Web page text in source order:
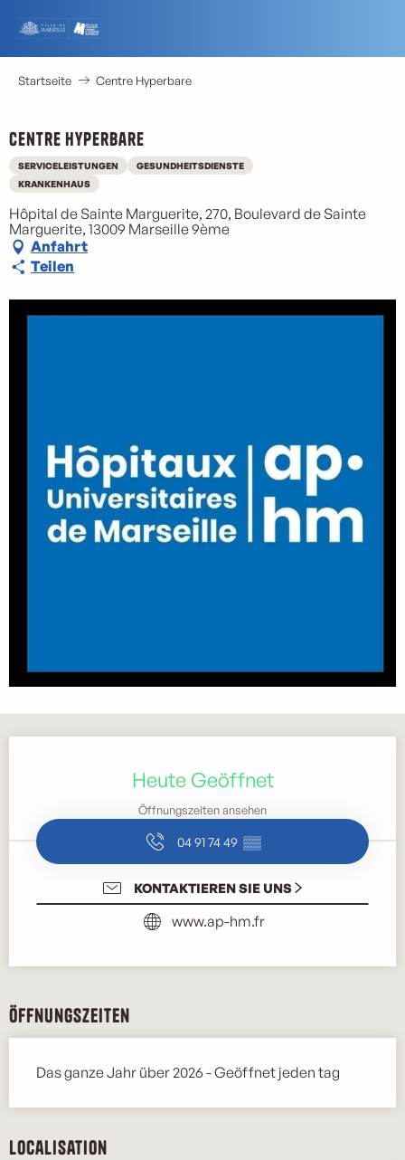
contenu
principal
Startseite Centre Hyperbare
Centre Hyperbare
SERVICELEISTUNGEN
GESUNDHEITSDIENSTE
KRANKENHAUS
Hôpital de Sainte Marguerite, 270, Boulevard de Sainte
Marguerite, 13009 Marseille 9ème
Anfahrt
Teilen
Heute Geöffnet
Öffnungszeiten ansehen
04 91 74 49 ▒▒
KONTAKTIEREN SIE UNS
www.ap-hm.fr
Öffnungszeiten
Das ganze Jahr über 2026 - Geöffnet jeden tag
Localisation